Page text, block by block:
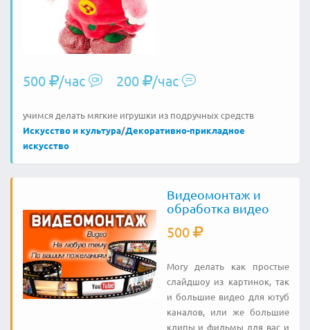
500 /час 200 /час
учимся делать мягкие игрушки из подручных средств
Искусство и культура/Декоративно-прикладное
искусство
Видеомонтаж и
обработка видео
500
Могу делать как простые
слайдшоу из картинок, так
и большие видео для ютуб
каналов, или же большие
клипы и фильмы для вас и